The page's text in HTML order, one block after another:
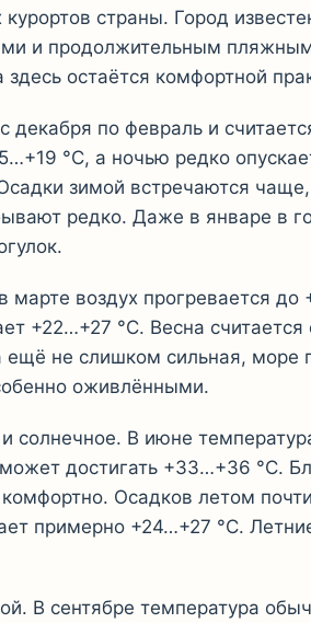
страны. Город
и продолжительным
остаётся комфортной
декабря по февраль и
°C, а ночью редко
зимой встречаются
редко. Даже в январе в
марте воздух прогревается до
+22…+27 °C. Весна
не слишком сильная, море
оживлёнными.
солнечное. В июне
достигать +33…+36 °C.
комфортно. Осадков летом
примерно +24…+27 °C.
В сентябре температура